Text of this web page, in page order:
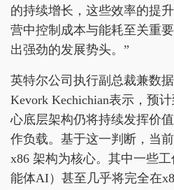
的持续增长，这些效率的提
营中控制成本与能耗至关重
出强劲的发展势头。”
英特尔公司执行副总裁兼数
Kevork Kechichian表示，预
心底层架构仍将持续发挥价
作负载。基于这一判断，当
x86 架构为核心。其中一些
能体AI）甚至几乎将完全在